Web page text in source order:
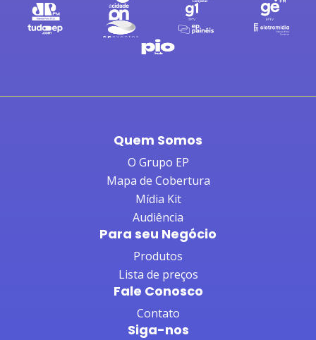
Quem Somos
O Grupo EP
Mapa de Cobertura
Mídia Kit
Audiência
Para seu Negócio
Produtos
Lista de preços
Fale Conosco
Contato
Siga-nos